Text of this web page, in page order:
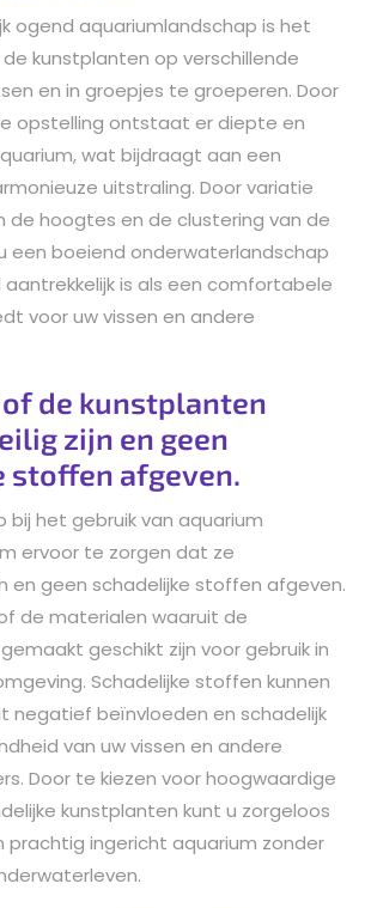
ogend aquariumlandschap is het
kunstplanten op verschillende
en in groepjes te groeperen. Door
opstelling ontstaat er diepte en
wat bijdraagt aan een
uitstraling. Door variatie
de hoogtes en de clustering van de
een boeiend onderwaterlandschap
is als een comfortabele
voor uw vissen en andere
de kunstplanten
zijn en geen
stoffen afgeven.
bij het gebruik van aquarium
ervoor te zorgen dat ze
en geen schadelijke stoffen afgeven.
de materialen waaruit de
geschikt zijn voor gebruik in
Schadelijke stoffen kunnen
negatief beïnvloeden en schadelijk
van uw vissen en andere
Door te kiezen voor hoogwaardige
kunstplanten kunt u zorgeloos
prachtig ingericht aquarium zonder